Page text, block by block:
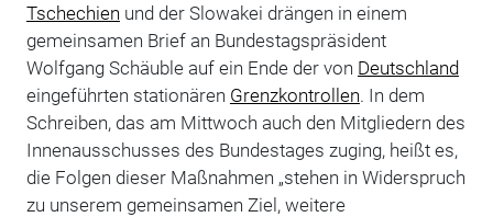
Tschechien und der Slowakei drängen in einem
gemeinsamen Brief an Bundestagspräsident
Wolfgang Schäuble auf ein Ende der von Deutschland
eingeführten stationären Grenzkontrollen. In dem
Schreiben, das am Mittwoch auch den Mitgliedern des
Innenausschusses des Bundestages zuging, heißt es,
die Folgen dieser Maßnahmen „stehen in Widerspruch
zu unserem gemeinsamen Ziel, weitere